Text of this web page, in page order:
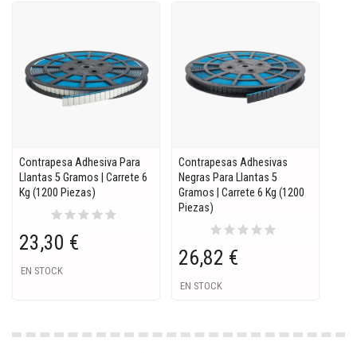
Contrapesa Adhesiva Para
Llantas 5 Gramos | Carrete 6
Kg (1200 Piezas)
starstarstarstarstar
23,30 €
EN STOCK
Contrapesas Adhesivas
Negras Para Llantas 5
Gramos | Carrete 6 Kg (1200
Piezas)
starstarstarstarstar
26,82 €
EN STOCK